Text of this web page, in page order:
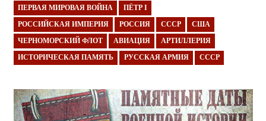
ПЕРВАЯ МИРОВАЯ ВОЙНА ПЁТР I
РОССИЙСКАЯ ИМПЕРИЯ РОССИЯ СССР США
ЧЕРНОМОРСКИЙ ФЛОТ АВИАЦИЯ АРТИЛЛЕРИЯ
ИСТОРИЧЕСКАЯ ПАМЯТЬ РУССКАЯ АРМИЯ СССР